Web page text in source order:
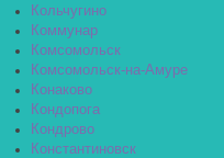
Кольчугино
Коммунар
Комсомольск
Комсомольск-на-Амуре
Конаково
Кондопога
Кондрово
Константиновск